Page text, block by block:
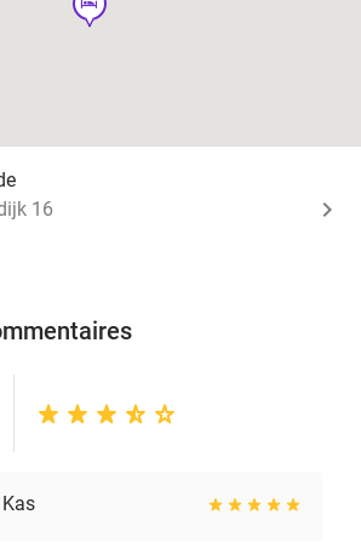
hotel
16